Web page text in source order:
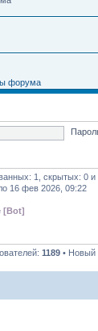
форума
1, скрытых: 0
16 фев 2026, 09:22
[Bot]
1189 • Новый